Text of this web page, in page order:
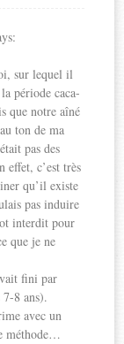
sur lequel il
période caca-
que notre aîné
ton de ma
pas des
effet, c’est très
qu’il existe
pas induire
interdit pour
que je ne
fini par
8 ans).
avec un
méthode…